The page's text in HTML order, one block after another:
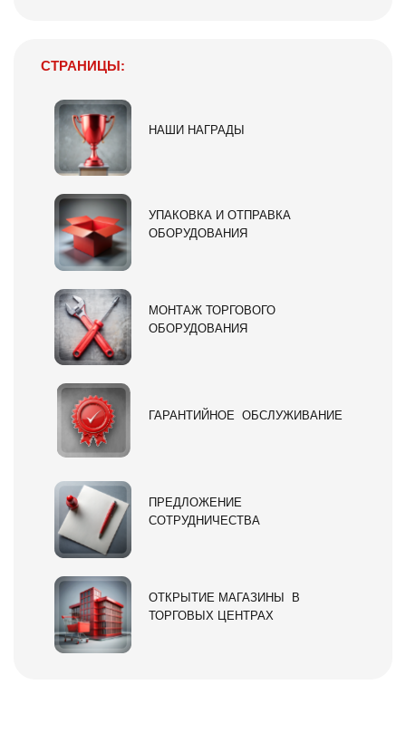
СТРАНИЦЫ:
НАШИ НАГРАДЫ
УПАКОВКА И ОТПРАВКА
ОБОРУДОВАНИЯ
МОНТАЖ ТОРГОВОГО
ОБОРУДОВАНИЯ
ГАРАНТИЙНОЕ ОБСЛУЖИВАНИЕ
ПРЕДЛОЖЕНИЕ
СОТРУДНИЧЕСТВА
ОТКРЫТИЕ МАГАЗИНЫ В
ТОРГОВЫХ ЦЕНТРАХ